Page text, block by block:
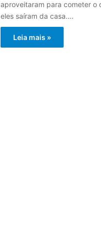
aproveitaram para cometer o
eles saíram da casa.…
Leia mais »